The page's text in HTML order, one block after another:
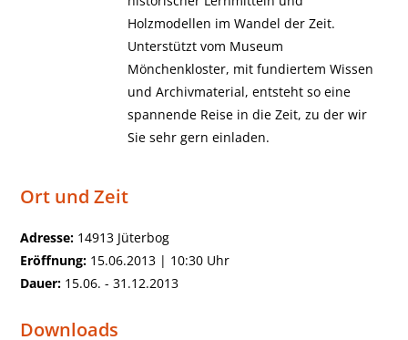
Holzmodellen im Wandel der Zeit.
Unterstützt vom Museum
Mönchenkloster, mit fundiertem Wissen
und Archivmaterial, entsteht so eine
spannende Reise in die Zeit, zu der wir
Sie sehr gern einladen.
Ort und Zeit
Adresse: 14913 Jüterbog
Eröffnung: 15.06.2013 | 10:30 Uhr
Dauer: 15.06. - 31.12.2013
Downloads